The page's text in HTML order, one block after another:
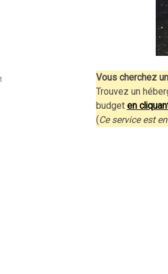
Vous cherchez
Trouvez un
budget en
(Ce service est